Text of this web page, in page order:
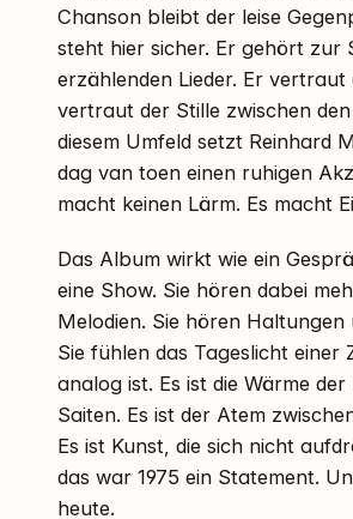
Chanson bleibt der leise
steht hier sicher. Er gehört zur
erzählenden Lieder. Er vertraut
vertraut der Stille zwischen
diesem Umfeld setzt Reinhard
dag van toen einen ruhigen
macht keinen Lärm. Es macht
Das Album wirkt wie ein
eine Show. Sie hören dabei
Melodien. Sie hören Haltungen
Sie fühlen das Tageslicht einer
analog ist. Es ist die Wärme
Saiten. Es ist der Atem
Es ist Kunst, die sich nicht
das war 1975 ein Statement.
heute.